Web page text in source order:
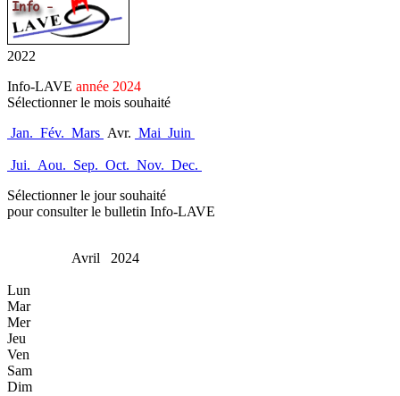
2022
Info-LAVE année 2024
Sélectionner le mois souhaité
Jan. Fév. Mars Avr. Mai Juin
Jui. Aou. Sep. Oct. Nov. Dec.
Sélectionner le jour souhaité
pour consulter le bulletin Info-LAVE
Avril 2024
Lun
Mar
Mer
Jeu
Ven
Sam
Dim